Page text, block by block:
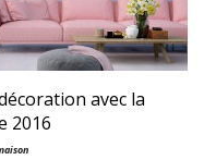
avec la
2016